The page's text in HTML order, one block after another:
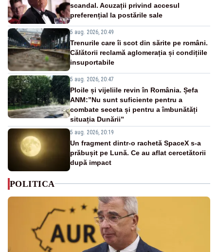
scandal. Acuzații privind accesul
preferențial la postările sale
5 aug. 2026, 20:49
Trenurile care îi scot din sărite pe români.
Călătorii reclamă aglomerația și condițiile
insuportabile
5 aug. 2026, 20:47
Ploile și vijeliile revin în România. Șefa
ANM:”Nu sunt suficiente pentru a
combate seceta și pentru a îmbunătăți
situația Dunării”
5 aug. 2026, 20:19
Un fragment dintr-o rachetă SpaceX s-a
prăbușit pe Lună. Ce au aflat cercetătorii
după impact
POLITICA